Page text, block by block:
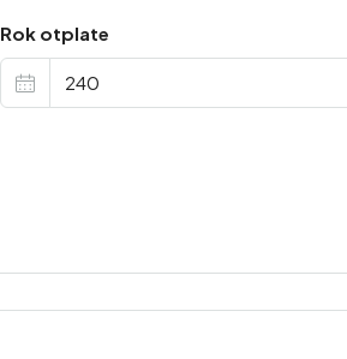
Rok otplate